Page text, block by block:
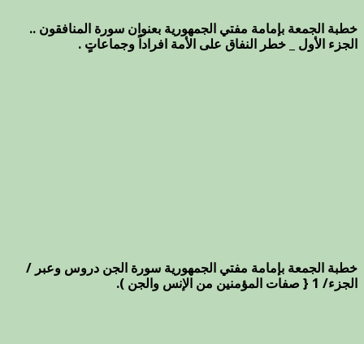
خطبة الجمعة بإمامة مفتي الجمهورية بعنوان سورة المنافقون ..
الجزء الأول _ خطر النفاق على الأمة افراداً وجماعاتٍ .
خطبة الجمعة بإمامة مفتي الجمهورية سورة الجن دروس وعبر /
الجزء/ 1 { صفات المؤمنين من الإنس والجن ).